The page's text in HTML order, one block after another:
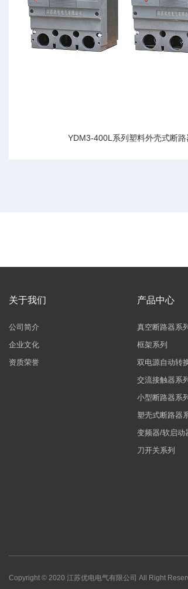
YDM3-400L系列塑料外壳式断路
关于我们
公司简介
企业文化
资质荣誉
产品中心
真空断路器系列
框架系列
双电源自动转
交流接触器系列
小型断路器系列
塑壳式断路器
变频器/软启动
刀开关系列
Copyright © 2020 江苏优电电气有限公司 All Right